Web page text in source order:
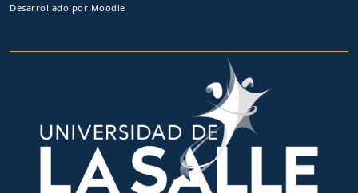
Desarrollado por Moodle